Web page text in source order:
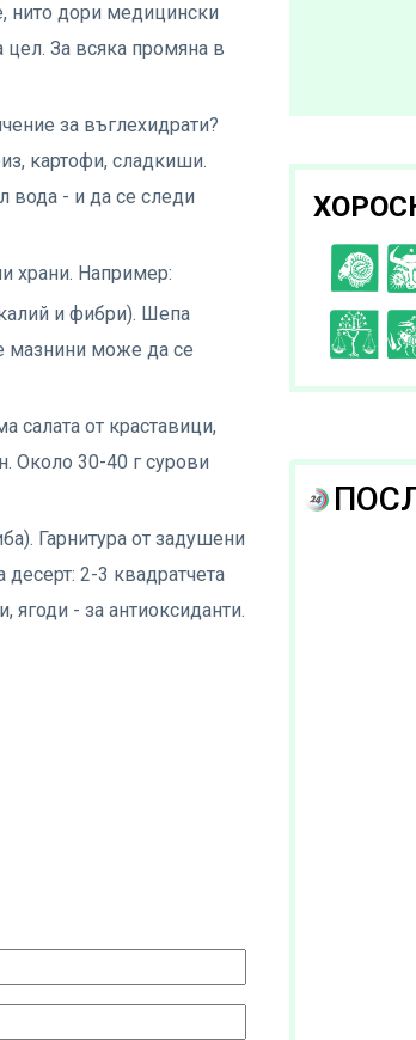
нито дори медицински
цел. За всяка промяна в
за въглехидрати?
картофи, сладкиши.
вода - и да се следи
храни. Например:
и фибри). Шепа
мазнини може да се
салата от краставици,
Около 30-40 г сурови
Гарнитура от задушени
2-3 квадратчета
- за антиоксиданти.
C
I